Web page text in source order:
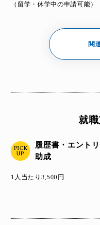
（留学・休学中の申請可能）
関
就
PICK
UP
履歴書・エント
助成
1人当たり3,500円